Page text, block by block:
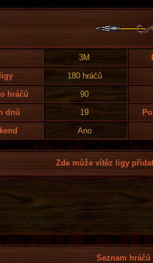
3M
180 hráčů
hráčů
90
dnů
19
Ano
Zde může vítěz ligy
Seznam